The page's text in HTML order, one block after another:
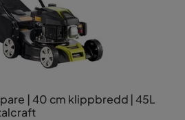
| 40 cm klippbredd | 45L